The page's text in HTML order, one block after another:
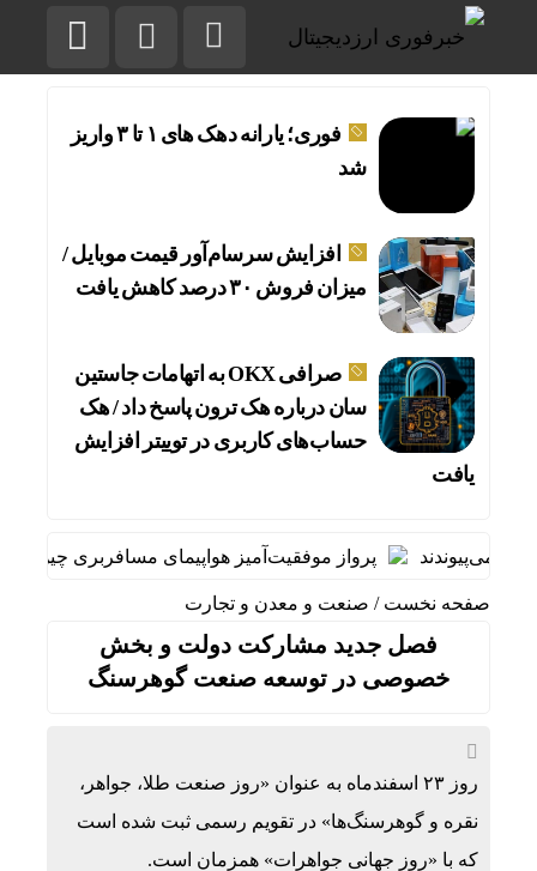
فوری؛ یارانه دهک های ۱ تا ۳ واریز
شد
افزایش سرسام‌آور قیمت موبایل /
میزان فروش ۳۰ درصد کاهش یافت
صرافی OKX به اتهامات جاستین
سان درباره هک ترون پاسخ داد / هک
حساب‌های کاربری در توییتر افزایش
یافت
پرواز موفقیت‌آمیز هواپیمای مسافربری چین در
صفحه نخست / صنعت و معدن و تجارت
فصل جدید مشارکت دولت و بخش
خصوصی در توسعه صنعت گوهرسنگ
روز ۲۳ اسفندماه به عنوان «روز صنعت طلا، جواهر،
نقره و گوهرسنگ‌ها» در تقویم رسمی ثبت شده است
که با «روز جهانی جواهرات» همزمان است.